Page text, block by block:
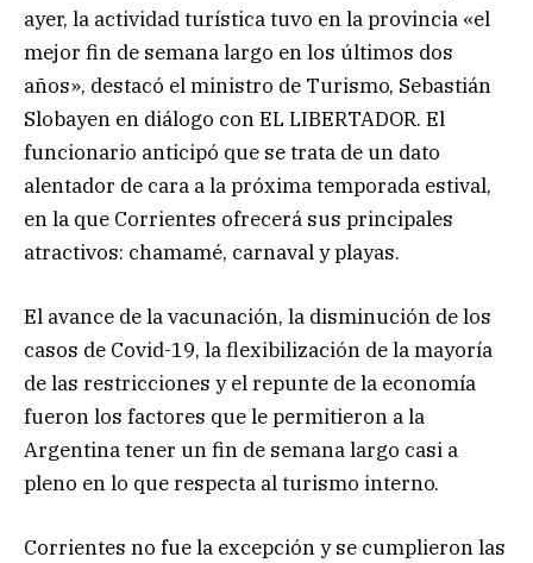
ayer, la actividad turística tuvo en la provincia «el
mejor fin de semana largo en los últimos dos
años», destacó el ministro de Turismo, Sebastián
Slobayen en diálogo con EL LIBERTADOR. El
funcionario anticipó que se trata de un dato
alentador de cara a la próxima temporada estival,
en la que Corrientes ofrecerá sus principales
atractivos: chamamé, carnaval y playas.
El avance de la vacunación, la disminución de los
casos de Covid-19, la flexibilización de la mayoría
de las restricciones y el repunte de la economía
fueron los factores que le permitieron a la
Argentina tener un fin de semana largo casi a
pleno en lo que respecta al turismo interno.
Corrientes no fue la excepción y se cumplieron las